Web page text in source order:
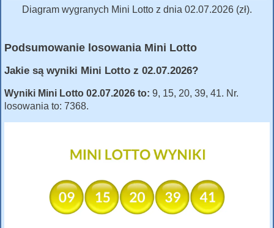
Diagram wygranych Mini Lotto z dnia 02.07.2026 (zł).
Podsumowanie losowania Mini Lotto
Jakie są wyniki Mini Lotto z 02.07.2026?
Wyniki Mini Lotto 02.07.2026 to: 9, 15, 20, 39, 41. Nr.
losowania to: 7368.